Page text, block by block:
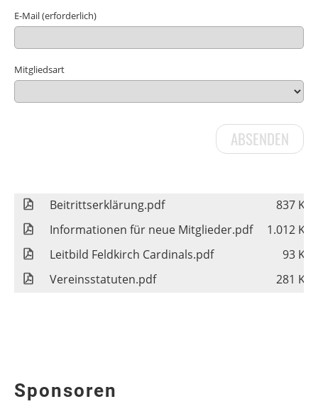
E-Mail (erforderlich)
Mitgliedsart
Beitrittserklärung.pdf
837 KB
Informationen für neue Mitglieder.pdf
1.012 KB
Leitbild Feldkirch Cardinals.pdf
93 KB
Vereinsstatuten.pdf
281 KB
Sponsoren